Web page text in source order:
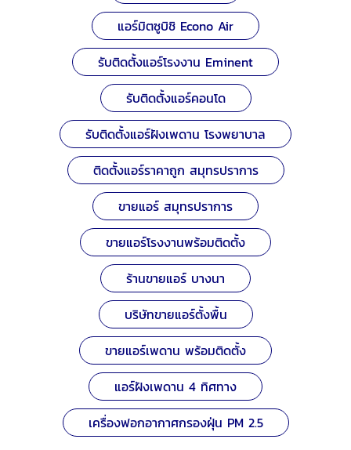
แอร์มิตซูบิชิ Econo Air
รับติดตั้งแอร์โรงงาน Eminent
รับติดตั้งแอร์คอนโด
รับติดตั้งแอร์ฝังเพดาน โรงพยาบาล
ติดตั้งแอร์ราคาถูก สมุทรปราการ
ขายแอร์ สมุทรปราการ
ขายแอร์โรงงานพร้อมติดตั้ง
ร้านขายแอร์ บางนา
บริษัทขายแอร์ตั้งพื้น
ขายแอร์เพดาน พร้อมติดตั้ง
แอร์ฝังเพดาน 4 ทิศทาง
เครื่องฟอกอากาศกรองฝุ่น PM 2.5